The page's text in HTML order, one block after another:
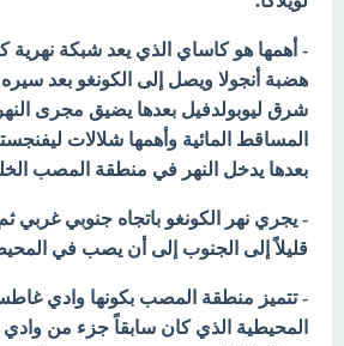
- أهمها هو كاساي الذي يعد شبكة نهرية
هضبة أنجولا ويصل إلى الكونغو بعد
شرق ليوبولدفيل بعدها يضيق مجرى
المساقط المائية وأهمها شلالات
بعدها يدخل النهر في منطقة المصب
- يجري نهر الكونغو باتجاه جنوبي غربي
قليلاً إلى الجنوب إلى أن يصب في
- تتميز منطقة المصب بكونها وادي
المحيطية الذي كان سابقاً جزء من وادي